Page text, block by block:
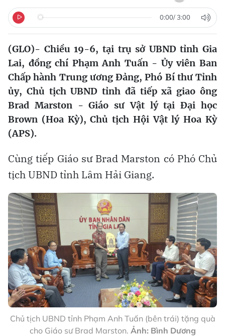
0:00/ 3:00
(GLO)- Chiều 19-6, tại trụ sở UBND tỉnh Gia
Lai, đồng chí Phạm Anh Tuấn - Ủy viên Ban
Chấp hành Trung ương Đảng, Phó Bí thư Tỉnh
ủy, Chủ tịch UBND tỉnh đã tiếp xã giao ông
Brad Marston - Giáo sư Vật lý tại Đại học
Brown (Hoa Kỳ), Chủ tịch Hội Vật lý Hoa Kỳ
(APS).
Cùng tiếp Giáo sư Brad Marston có Phó Chủ
tịch UBND tỉnh Lâm Hải Giang.
Chủ tịch UBND tỉnh Phạm Anh Tuấn (bên trái) tặng quà
cho Giáo sư Brad Marston. Ảnh: Bình Dương